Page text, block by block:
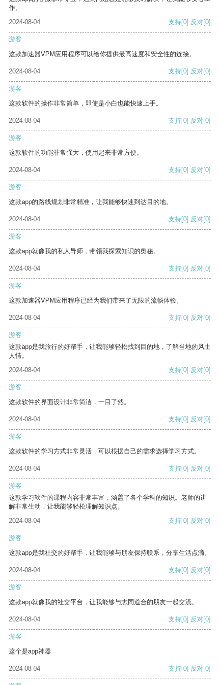
作。
2024-08-04
支持[0] 反对[0]
游客
这款加速器VPM应用程序可以给你提供最高速度和安全性的连接。
2024-08-04 支持[0] 反对[0]
游客
这款软件的操作非常简单，即使是小白也能快速上手。
2024-08-04 支持[0] 反对[0]
游客
这款软件的功能非常强大，使用起来非常方便。
2024-08-04 支持[0] 反对[0]
游客
这款app的路线规划非常精准，让我能够快速到达目的地。
2024-08-04 支持[0] 反对[0]
游客
这款app就像我的私人导师，带领我探索知识的奥秘。
2024-08-04 支持[0] 反对[0]
游客
这款加速器VPM应用程序已经为我们带来了无限的流畅体验。
2024-08-04 支持[0] 反对[0]
游客
这款app是我旅行的好帮手，让我能够轻松找到目的地，了解当地的风土
人情。
2024-08-04
支持[0] 反对[0]
游客
这款软件的界面设计非常简洁，一目了然。
2024-08-04 支持[0] 反对[0]
游客
这款软件的学习方式非常灵活，可以根据自己的需求选择学习方式。
2024-08-04 支持[0] 反对[0]
游客
这款学习软件的课程内容非常丰富，涵盖了各个学科的知识。老师的讲
解非常生动，让我能够轻松理解知识点。
2024-08-04
支持[0] 反对[0]
游客
这款app是我社交的好帮手，让我能够与朋友保持联系，分享生活点滴。
2024-08-04 支持[0] 反对[0]
游客
这款app就像我的社交平台，让我能够与志同道合的朋友一起交流。
2024-08-04 支持[0] 反对[0]
游客
这个是app神器
2024-08-04 支持[0] 反对[0]